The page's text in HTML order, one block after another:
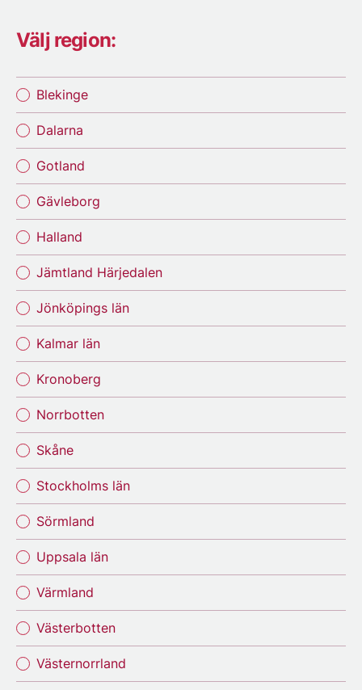
Välj region:
Blekinge
Dalarna
Gotland
Gävleborg
Halland
Jämtland Härjedalen
Jönköpings län
Kalmar län
Kronoberg
Norrbotten
Skåne
Stockholms län
Sörmland
Uppsala län
Värmland
Västerbotten
Västernorrland